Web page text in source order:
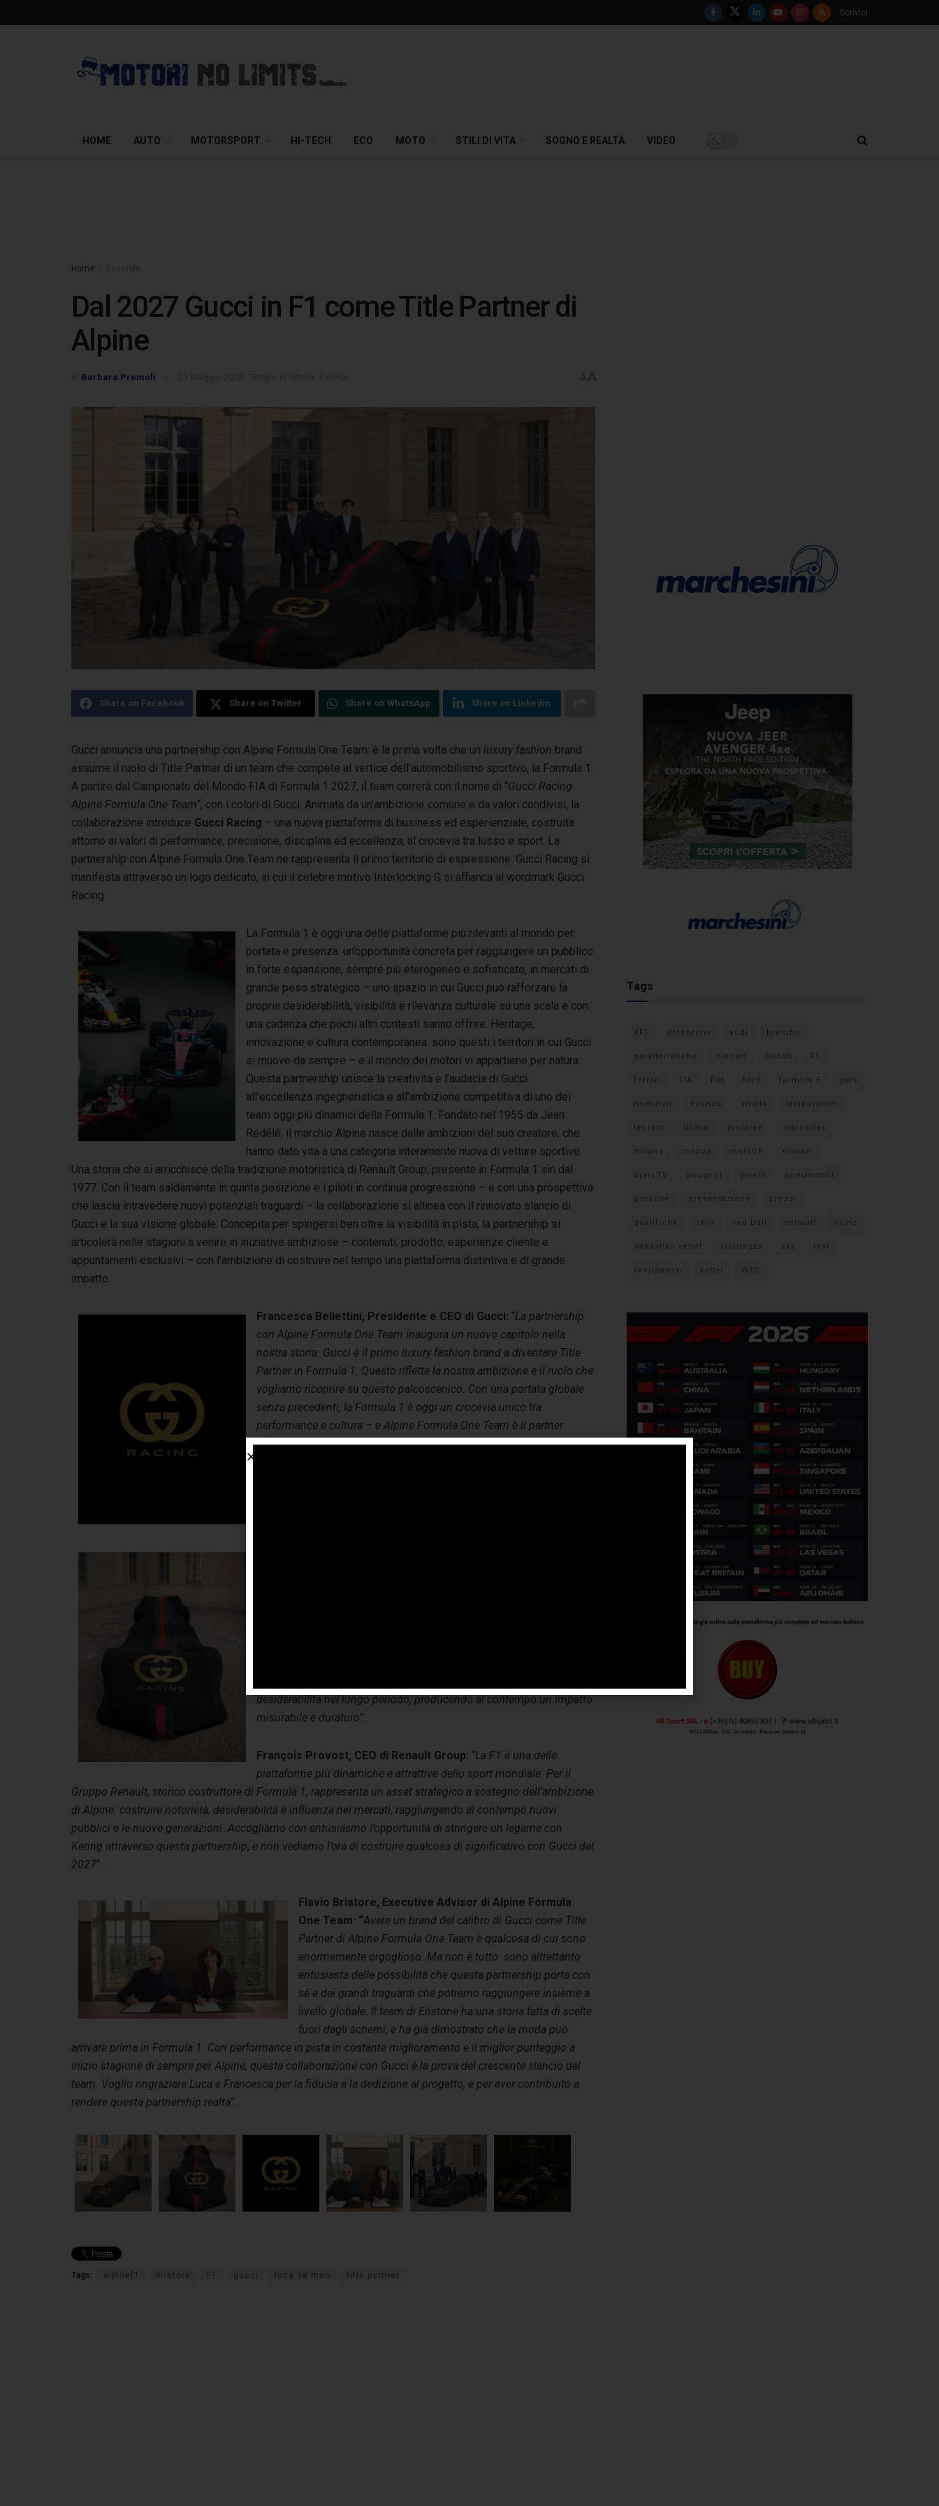
Scrivici
HOME AUTO MOTORSPORT HI-TECH ECO MOTO STILI DI VITA SOGNO E REALTÀ VIDEO
Home
Dal 2027 Gucci in F1 come Title Partner di
Alpine
Barbara Premoli A A
Share on Facebook Share on Twitter Share on WhatsApp Share on Linkedin
Gucci annuncia una partnership con Alpine Formula One Team: è la prima volta che un luxury fashion brand
assume il ruolo di Title Partner di un team che compete al vertice dell’automobilismo sportivo, la Formula 1.
A partire dal Campionato del Mondo FIA di Formula 1 2027, il team correrà con il nome di “Gucci Racing
Alpine Formula One Team“, con i colori di Gucci. Animata da un’ambizione comune e da valori condivisi, la
collaborazione introduce Gucci Racing – una nuova piattaforma di business ed esperienziale, costruita
attorno ai valori di performance, precisione, disciplina ed eccellenza, al crocevia tra lusso e sport. La
partnership con Alpine Formula One Team ne rappresenta il primo territorio di espressione. Gucci Racing si
manifesta attraverso un logo dedicato, in cui il celebre motivo Interlocking G si affianca al wordmark Gucci
Racing.
La Formula 1 è oggi una delle piattaforme più rilevanti al mondo per
portata e presenza: un’opportunità concreta per raggiungere un pubblico
in forte espansione, sempre più eterogeneo e sofisticato, in mercati di
grande peso strategico – uno spazio in cui Gucci può rafforzare la
propria desiderabilità, visibilità e rilevanza culturale su una scala e con
una cadenza che pochi altri contesti sanno offrire. Heritage,
innovazione e cultura contemporanea: sono questi i territori in cui Gucci
si muove da sempre – e il mondo dei motori vi appartiene per natura.
Questa partnership unisce la creatività e l’audacia di Gucci
all’eccellenza ingegneristica e all’ambizione competitiva di uno dei
team oggi più dinamici della Formula 1. Fondato nel 1955 da Jean
Rédélé, il marchio Alpine nasce dalle ambizioni del suo creatore, che
hanno dato vita a una categoria interamente nuova di vetture sportive.
Una storia che si arricchisce della tradizione motoristica di Renault Group, presente in Formula 1 sin dal
1977. Con il team saldamente in quinta posizione e i piloti in continua progressione – e con una prospettiva
che lascia intravedere nuovi potenziali traguardi – la collaborazione si allinea con il rinnovato slancio di
Gucci e la sua visione globale. Concepita per spingersi ben oltre la visibilità in pista, la partnership si
articolerà nelle stagioni a venire in iniziative ambiziose – contenuti, prodotto, esperienze cliente e
appuntamenti esclusivi – con l’ambizione di costruire nel tempo una piattaforma distintiva e di grande
impatto.
Francesca Bellettini, Presidente e CEO di Gucci: “La partnership
con Alpine Formula One Team inaugura un nuovo capitolo nella
nostra storia: Gucci è il primo luxury fashion brand a diventare Title
Partner in Formula 1. Questo riflette la nostra ambizione e il ruolo che
vogliamo ricoprire su questo palcoscenico. Con una portata globale
senza precedenti, la Formula 1 è oggi un crocevia unico tra
performance e cultura – e Alpine Formula One Team è il partner
giusto per dare vita a questa visione. Gucci Racing è molto più di una
desiderabilità nel lungo periodo, producendo al contempo un impatto
misurabile e duraturo”
François Provost, CEO di Renault Group: “La F1 è una delle
piattaforme più dinamiche e attrattive dello sport mondiale. Per il
Gruppo Renault, storico costruttore di Formula 1, rappresenta un asset strategico a sostegno dell’ambizione
di Alpine: costruire notorietà, desiderabilità e influenza nei mercati, raggiungendo al contempo nuovi
pubblici e le nuove generazioni. Accogliamo con entusiasmo l’opportunità di stringere un legame con
Kering attraverso questa partnership, e non vediamo l’ora di costruire qualcosa di significativo con Gucci dal
2027“.
Flavio Briatore, Executive Advisor di Alpine Formula
One Team: “Avere un brand del calibro di Gucci come Title
Partner di Alpine Formula One Team è qualcosa di cui sono
enormemente orgoglioso. Ma non è tutto: sono altrettanto
entusiasta delle possibilità che questa partnership porta con
sé e dei grandi traguardi che potremo raggiungere insieme a
livello globale. Il team di Enstone ha una storia fatta di scelte
fuori dagli schemi, e ha già dimostrato che la moda può
arrivare prima in Formula 1. Con performance in pista in costante miglioramento e il miglior punteggio a
inizio stagione di sempre per Alpine, questa collaborazione con Gucci è la prova del crescente slancio del
team. Voglio ringraziare Luca e Francesca per la fiducia e la dedizione al progetto, e per aver contribuito a
rendere questa partnership realtà“.
Tags: alpinef1 briatore F1 gucci luca de meo title partner
Tags
#F1 anteprima audi brembo
caratteristiche citroen ducati F1
ferrari FIA fiat ford formula E gara
hamilton hyundai imola lamborghini
leclerc libere mclaren mercedes
milano monza motoGP nissan
orari TV peugeot pirelli pneumatici
porsche presentazione prezzi
qualifiche rally red bull renault sainz
sebastian vettel sicurezza sky test
verstappen vettel WEC